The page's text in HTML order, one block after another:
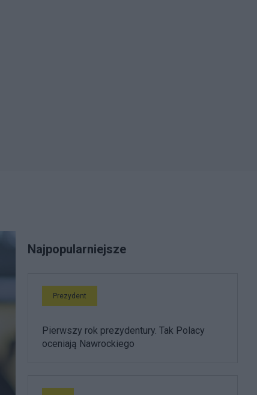
Najpopularniejsze
Prezydent
Pierwszy rok prezydentury. Tak Polacy
oceniają Nawrockiego